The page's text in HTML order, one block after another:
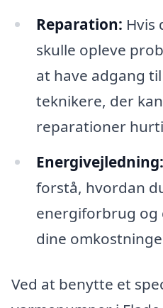
Reparation: Hvis
skulle opleve
at have adgang
teknikere, der
reparationer
Energivejledning:
forstå, hvordan
energiforbrug og
dine
Ved at benytte et